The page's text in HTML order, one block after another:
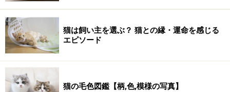
猫は飼い主を選ぶ？ 猫との縁・運命を感じる
エピソード
猫の毛色図鑑【柄,色,模様の写真】